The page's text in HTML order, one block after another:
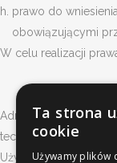
prawo do
obowiązującymi
W celu realizacji
Administrator danych
techniczne, zmiany
Użytkownikom.
Ta strona
cookie
Używamy plików